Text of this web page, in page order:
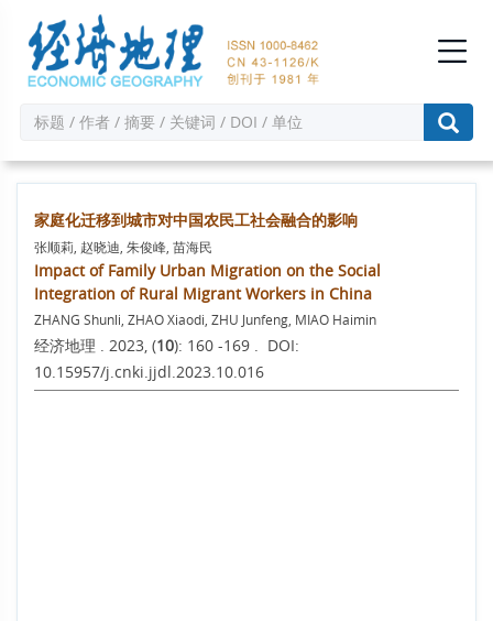
家庭化迁移到城市对中国农民工社会融合的影响
张顺莉, 赵晓迪, 朱俊峰, 苗海民
Impact of Family Urban Migration on the Social
Integration of Rural Migrant Workers in China
ZHANG Shunli, ZHAO Xiaodi, ZHU Junfeng, MIAO Haimin
经济地理 . 2023, (10): 160 -169 . DOI:
10.15957/j.cnki.jjdl.2023.10.016